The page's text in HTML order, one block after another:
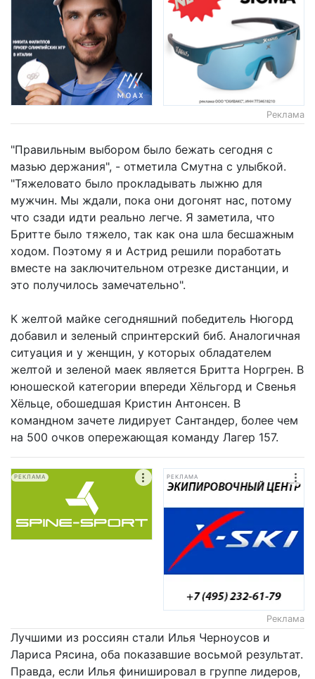
Реклама
"Правильным выбором было бежать сегодня с
мазью держания", - отметила Смутна с улыбкой.
"Тяжеловато было прокладывать лыжню для
мужчин. Мы ждали, пока они догонят нас, потому
что сзади идти реально легче. Я заметила, что
Бритте было тяжело, так как она шла бесшажным
ходом. Поэтому я и Астрид решили поработать
вместе на заключительном отрезке дистанции, и
это получилось замечательно".
К желтой майке сегодняшний победитель Нюгорд
добавил и зеленый спринтерский биб. Аналогичная
ситуация и у женщин, у которых обладателем
желтой и зеленой маек является Бритта Норгрен. В
юношеской категории впереди Хёльгорд и Свенья
Хёльце, обошедшая Кристин Антонсен. В
командном зачете лидирует Сантандер, более чем
на 500 очков опережающая команду Лагер 157.
РЕКЛАМА РЕКЛАМА
Реклама
Лучшими из россиян стали Илья Черноусов и
Лариса Рясина, оба показавшие восьмой результат.
Правда, если Илья финишировал в группе лидеров,